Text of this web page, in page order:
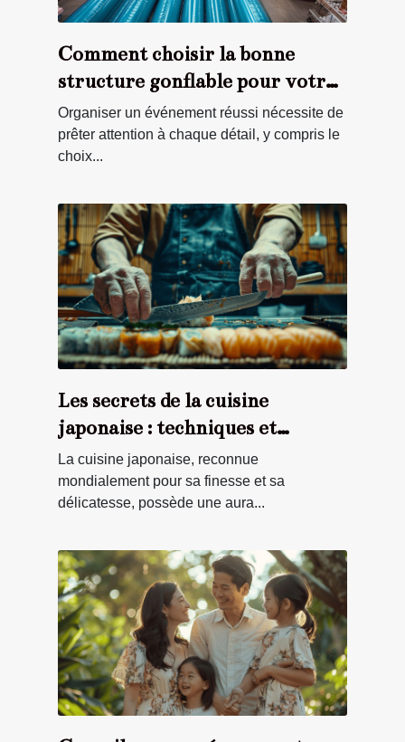
Comment choisir la bonne
structure gonflable pour votre
événement ?
Organiser un événement réussi nécessite de
prêter attention à chaque détail, y compris le
choix...
Les secrets de la cuisine
japonaise : techniques et
ingrédients clés
La cuisine japonaise, reconnue
mondialement pour sa finesse et sa
délicatesse, possède une aura...